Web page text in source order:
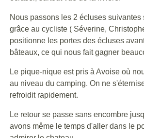
Nous passons les 2 écluses suivantes
grâce au cycliste ( Séverine,
positionne les portes des écluses
bâteaux, ce qui nous fait gagner
Le pique-nique est pris à Avoise où
au niveau du camping. On ne
refroidit rapidement.
Le retour se passe sans encombre
avons même le temps d'aller dans le